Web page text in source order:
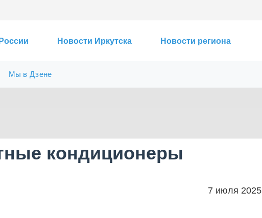
Новости Иркутска Новости региона
Мы в Дзене
кондиционеры
7 июля 2025